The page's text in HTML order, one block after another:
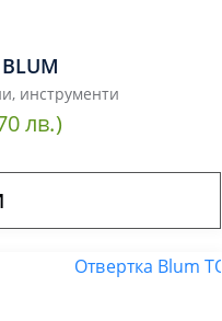
инструменти
лв.)